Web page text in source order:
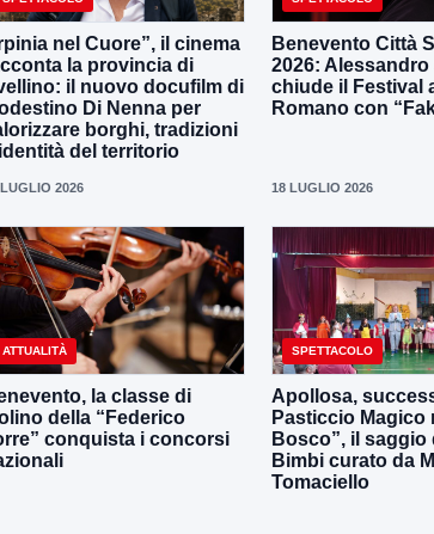
nel Cuore”, il cinema
la provincia di
il nuovo docufilm di
Di Nenna per
borghi, tradizioni
del territorio
2026
Benevento Città
2026: Alessandro
chiude il Festival
Romano con
18 LUGLIO 2026
ATTUALITÀ
la classe di
della “Federico
conquista i concorsi
SPETTACOLO
Apollosa,
Pasticcio Magico
Bosco”, il saggio
Bimbi curato da
Tomaciello